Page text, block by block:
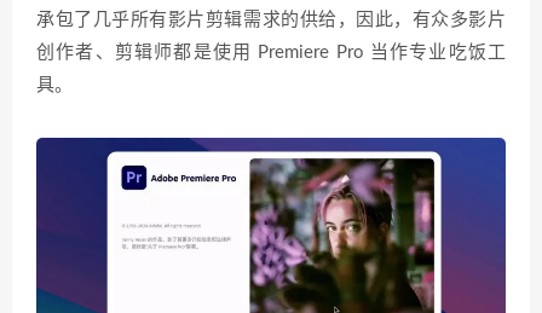
承包了几乎所有影片剪辑需求的供给，因此，有众多影片
创作者、剪辑师都是使用 Premiere Pro 当作专业吃饭工
具。